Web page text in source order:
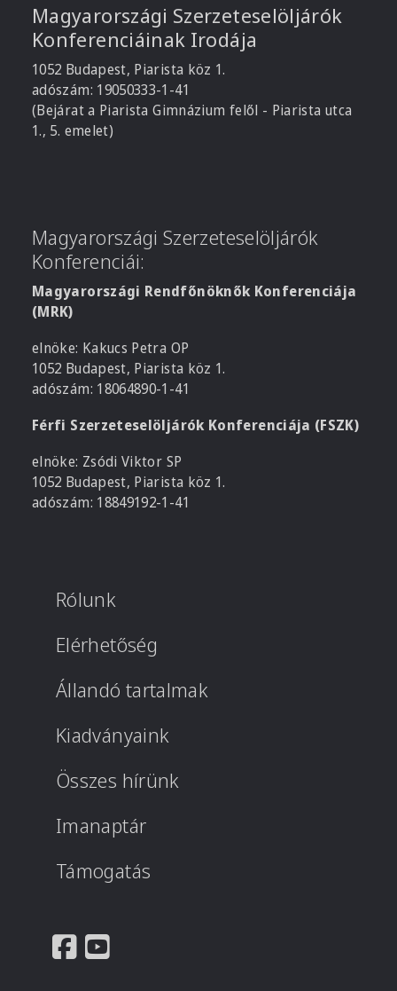
Magyarországi Szerzeteselöljárók
Konferenciáinak Irodája
1052 Budapest, Piarista köz 1.
adószám: 19050333-1-41
(Bejárat a Piarista Gimnázium felől - Piarista utca
1., 5. emelet)
Magyarországi Szerzeteselöljárók
Konferenciái:
Magyarországi Rendfőnöknők Konferenciája
(MRK)
elnöke: Kakucs Petra OP
1052 Budapest, Piarista köz 1.
adószám: 18064890-1-41
Férfi Szerzeteselöljárók Konferenciája (FSZK)
elnöke: Zsódi Viktor SP
1052 Budapest, Piarista köz 1.
adószám: 18849192-1-41
Rólunk
Elérhetőség
Állandó tartalmak
Kiadványaink
Összes hírünk
Imanaptár
Támogatás